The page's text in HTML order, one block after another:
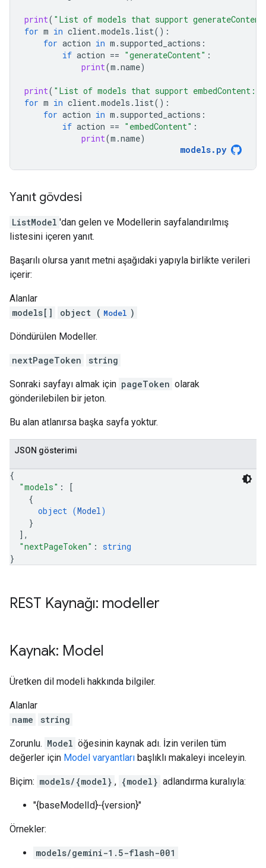
print( "List of models that support
for m in client.models . list():
for action in m . supported_actions :
if action == "generateContent" :
print(m .name)
print( "List of models that support embedContent:
for m in client.models . list():
for action in m . supported_actions :
if action == "embedContent" :
print(m .name)
models. py
Yanıt gövdesi
ListModel 'dan gelen ve Modellerin sayfalandırılmış
listesini içeren yanıt.
Başarılı olursa yanıt metni aşağıdaki yapıyla birlikte verileri
içerir:
Alanlar
models[]
object ( Model )
Döndürülen Modeller.
nextPageToken string
Sonraki sayfayı almak için pageToken olarak
gönderilebilen bir jeton.
Bu alan atlanırsa başka sayfa yoktur.
JSON gösterimi
{
"models" :
[
{
object (Model)
}
] ,
"nextPageToken" : string
}
REST Kaynağı: modeller
Kaynak: Model
Üretken dil modeli hakkında bilgiler.
Alanlar
name
string
Zorunlu. Model öğesinin kaynak adı. İzin verilen tüm
değerler için Model varyantları başlıklı makaleyi inceleyin.
Biçim: models/{model} , {model} adlandırma kuralıyla:
"{baseModelId}-{version}"
Örnekler:
models/gemini-1.5-flash-001